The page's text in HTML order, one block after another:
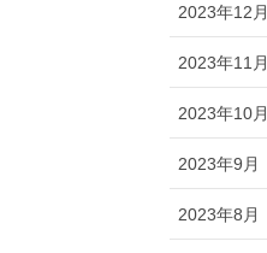
2023年12月
2023年11月
2023年10月
2023年9月
2023年8月